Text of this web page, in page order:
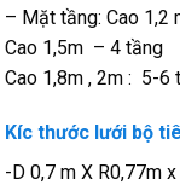
– Mặt tầng: Cao 1,2
Cao 1,5m – 4 tầng
Cao 1,8m , 2m : 5-6
Kíc thước lưới bộ
-D 0,7 m X R0,77m